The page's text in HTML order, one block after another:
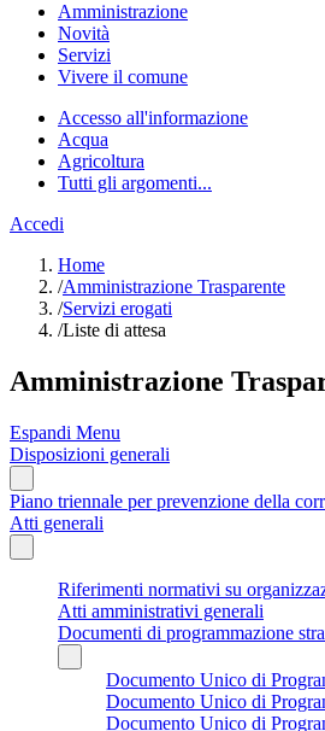
Amministrazione
Novità
Servizi
Vivere il comune
Accesso all'informazione
Acqua
Agricoltura
Tutti gli argomenti...
Accedi
Home
/Amministrazione Trasparente
/Servizi erogati
/Liste di attesa
Amministrazione
Espandi Menu
Disposizioni generali
Piano triennale per prevenzione della
Atti generali
Riferimenti normativi su
Atti amministrativi generali
Documenti di programmazione
Documento Unico di
Documento Unico di
Documento Unico di